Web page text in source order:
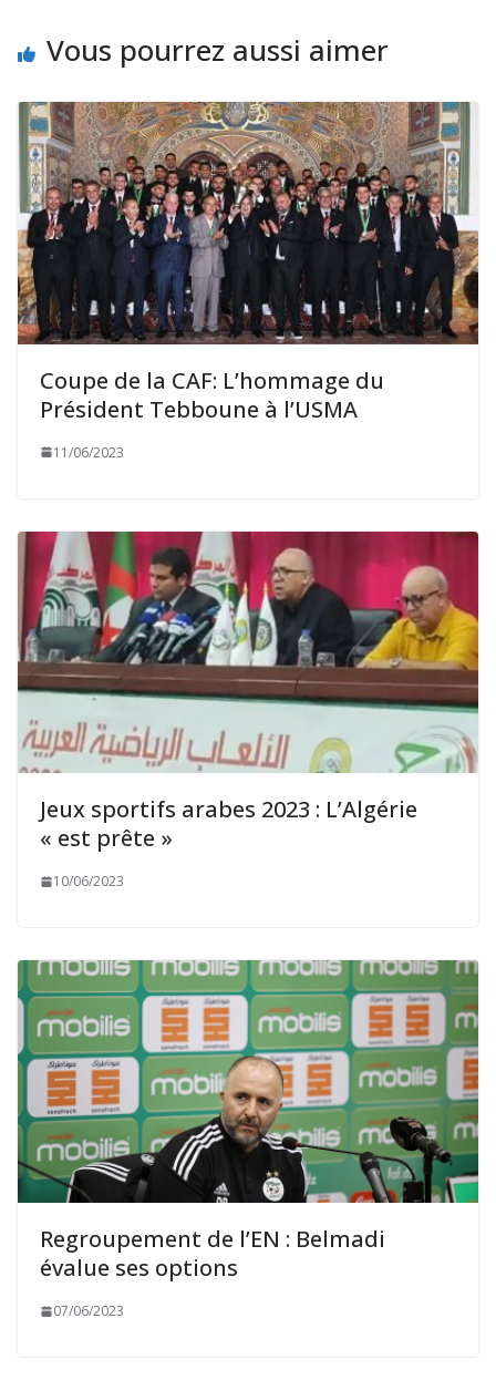
Vous pourrez aussi aimer
Coupe de la CAF: L’hommage du
Président Tebboune à l’USMA
11/06/2023
Jeux sportifs arabes 2023 : L’Algérie
« est prête »
10/06/2023
Regroupement de l’EN : Belmadi
évalue ses options
07/06/2023